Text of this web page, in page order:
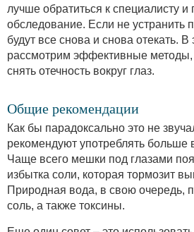
лучше обратиться к специалисту и
обследование. Если не устранить
будут все снова и снова отекать. В
рассмотрим эффективные методы,
снять отечность вокруг глаз.
Общие рекомендации
Как бы парадоксально это не
рекомендуют употреблять больше
Чаще всего мешки под глазами
избытка соли, которая тормозит
Природная вода, в свою очередь,
соль, а также токсины.